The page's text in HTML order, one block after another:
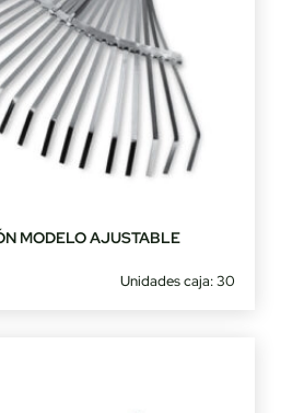
MODELO AJUSTABLE
Unidades caja: 30